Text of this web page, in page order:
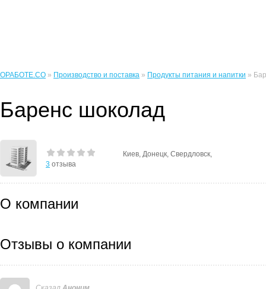
ОРАБОТЕ.CO » Производство и поставка » Продукты питания и напитки »
Баренс шоколад
3 отзыва
Киев, Донецк, Свердловск,
О компании
Отзывы о компании